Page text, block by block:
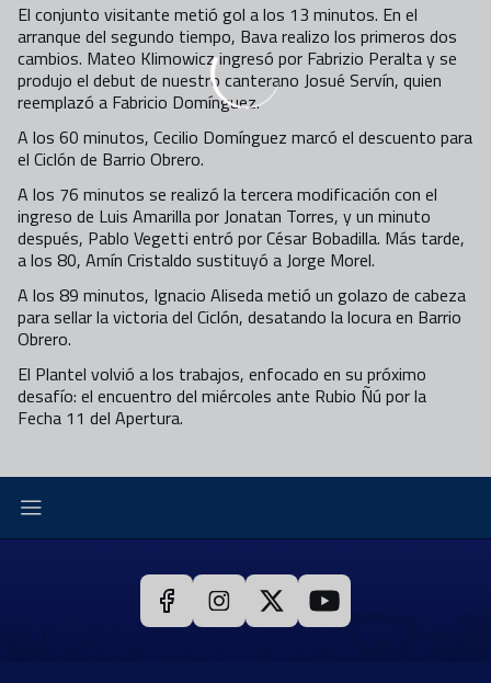
El conjunto visitante metió gol a los 13 minutos. En el
arranque del segundo tiempo, Bava realizo los primeros dos
cambios. Mateo Klimowicz ingresó por Fabrizio Peralta y se
produjo el debut de nuestro canterano Josué Servín, quien
reemplazó a Fabricio Domínguez.
A los 60 minutos, Cecilio Domínguez marcó el descuento para
el Ciclón de Barrio Obrero.
A los 76 minutos se realizó la tercera modificación con el
ingreso de Luis Amarilla por Jonatan Torres, y un minuto
después, Pablo Vegetti entró por César Bobadilla. Más tarde,
a los 80, Amín Cristaldo sustituyó a Jorge Morel.
A los 89 minutos, Ignacio Aliseda metió un golazo de cabeza
para sellar la victoria del Ciclón, desatando la locura en Barrio
Obrero.
El Plantel volvió a los trabajos, enfocado en su próximo
desafío: el encuentro del miércoles ante Rubio Ñú por la
Fecha 11 del Apertura.